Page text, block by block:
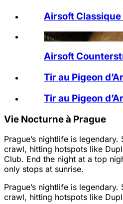
Airsoft Classique
Top EVG
Airsoft
Tir au Pigeon
Tir au Pigeon
Vie Nocturne à Prague
Prague’s nightlife is
crawl, hitting hotspots like
Club. End the night at a top
only stops at sunrise.
Prague’s nightlife is
crawl, hitting hotspots like